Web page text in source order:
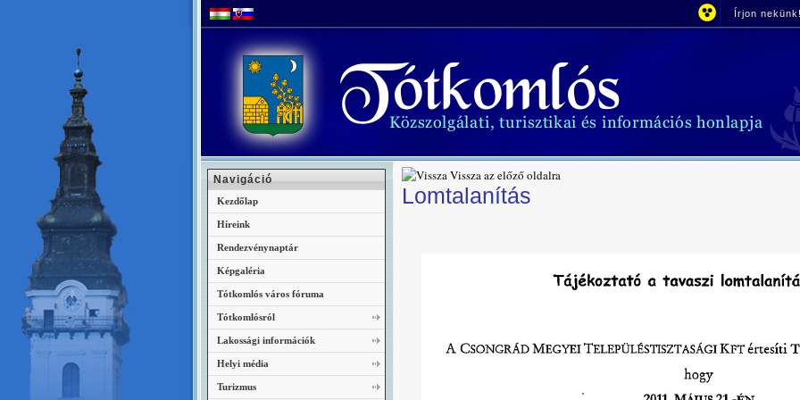
Írjon
Vissza az előző oldalra
Lomtalanítás
Navigáció
Kezdőlap
Híreink
Rendezvénynaptár
Képgaléria
Tótkomlós város fóruma
Tótkomlósról
Lakossági információk
Helyi média
Turizmus